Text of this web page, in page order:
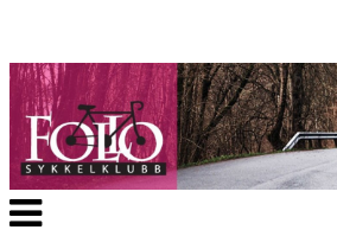
Veksle
navigasjon